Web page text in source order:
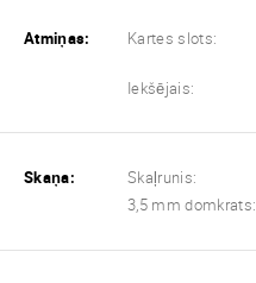
Atmiņas: Kartes slots:
Iekšējais:
Skaņa: Skaļrunis:
3,5 mm domkrats: